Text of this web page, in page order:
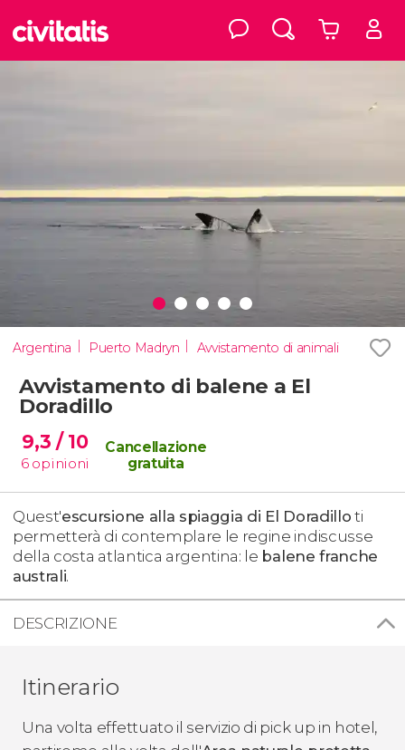
Argentina Puerto Madryn Avvistamento di animali
Avvistamento di balene a El
Doradillo
9,3 / 10
6 opinioni
Cancellazione
gratuita
Quest'escursione alla spiaggia di El Doradillo ti
permetterà di contemplare le regine indiscusse
della costa atlantica argentina: le balene franche
australi.
DESCRIZIONE
Itinerario
Una volta effettuato il servizio di pick up in hotel,